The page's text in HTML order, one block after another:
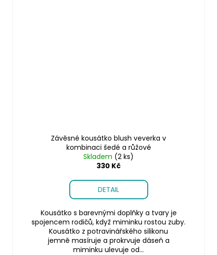
Závěsné kousátko blush veverka v
kombinaci šedé a růžové
Skladem (2 ks)
330 Kč
DETAIL
Kousátko s barevnými doplňky a tvary je
spojencem rodičů, když miminku rostou zuby.
Kousátko z potravinářského silikonu
jemně masíruje a prokrvuje dáseň a
miminku ulevuje od...